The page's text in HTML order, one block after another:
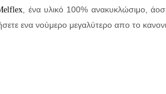
, ένα υλικό 100% ανακυκλώσιμο,
ενα νούμερο μεγαλύτερο απο το